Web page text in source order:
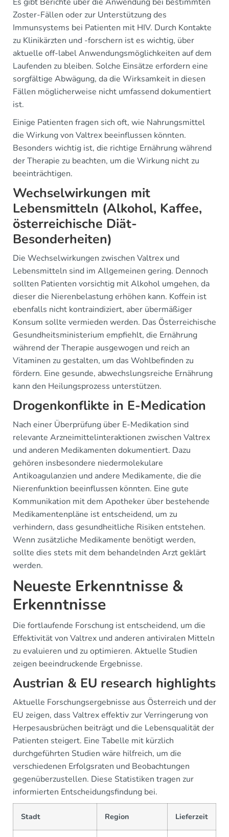
Zoster-Fällen oder zur Unterstützung des
Immunsystems bei Patienten mit HIV. Durch Kontakte
zu Klinikärzten und -forschern ist es wichtig, über
aktuelle off-label Anwendungsmöglichkeiten auf dem
Laufenden zu bleiben. Solche Einsätze erfordern eine
sorgfältige Abwägung, da die Wirksamkeit in diesen
Fällen möglicherweise nicht umfassend dokumentiert
ist.
Einige Patienten fragen sich oft, wie Nahrungsmittel
die Wirkung von Valtrex beeinflussen könnten.
Besonders wichtig ist, die richtige Ernährung während
der Therapie zu beachten, um die Wirkung nicht zu
beeinträchtigen.
Wechselwirkungen mit
Lebensmitteln (Alkohol, Kaffee,
österreichische Diät-
Besonderheiten)
Die Wechselwirkungen zwischen Valtrex und
Lebensmitteln sind im Allgemeinen gering. Dennoch
sollten Patienten vorsichtig mit Alkohol umgehen, da
dieser die Nierenbelastung erhöhen kann. Koffein ist
ebenfalls nicht kontraindiziert, aber übermäßiger
Konsum sollte vermieden werden. Das Österreichische
Gesundheitsministerium empfiehlt, die Ernährung
während der Therapie ausgewogen und reich an
Vitaminen zu gestalten, um das Wohlbefinden zu
fördern. Eine gesunde, abwechslungsreiche Ernährung
kann den Heilungsprozess unterstützen.
Drogenkonflikte in E-Medication
Nach einer Überprüfung über E-Medikation sind
relevante Arzneimittelinteraktionen zwischen Valtrex
und anderen Medikamenten dokumentiert. Dazu
gehören insbesondere niedermolekulare
Antikoagulanzien und andere Medikamente, die die
Nierenfunktion beeinflussen könnten. Eine gute
Kommunikation mit dem Apotheker über bestehende
Medikamentenpläne ist entscheidend, um zu
verhindern, dass gesundheitliche Risiken entstehen.
Wenn zusätzliche Medikamente benötigt werden,
sollte dies stets mit dem behandelnden Arzt geklärt
werden.
Neueste Erkenntnisse &
Erkenntnisse
Die fortlaufende Forschung ist entscheidend, um die
Effektivität von Valtrex und anderen antiviralen Mitteln
zu evaluieren und zu optimieren. Aktuelle Studien
zeigen beeindruckende Ergebnisse.
Austrian & EU research highlights
Aktuelle Forschungsergebnisse aus Österreich und der
EU zeigen, dass Valtrex effektiv zur Verringerung von
Herpesausbrüchen beiträgt und die Lebensqualität der
Patienten steigert. Eine Tabelle mit kürzlich
durchgeführten Studien wäre hilfreich, um die
verschiedenen Erfolgsraten und Beobachtungen
gegenüberzustellen. Diese Statistiken tragen zur
informierten Entscheidungsfindung bei.
Stadt Region Lieferzeit